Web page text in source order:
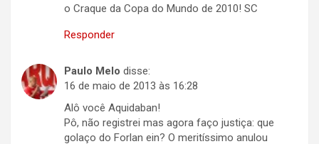
o Craque da Copa do Mundo de 2010! SC
Responder
Paulo Melo disse:
16 de maio de 2013 às 16:28
Alô você Aquidaban!
Pô, não registrei mas agora faço justiça: que
golaço do Forlan ein? O meritíssimo anulou